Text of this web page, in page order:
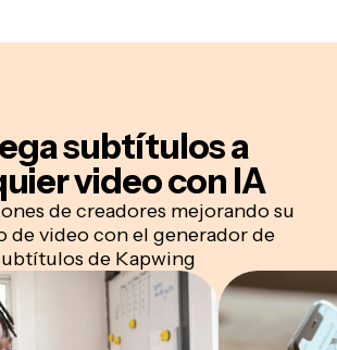
subtítulos a
video con IA
de creadores mejorando su
de video con el generador de
de Kapwing